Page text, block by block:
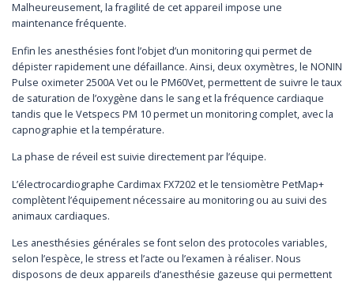
Malheureusement, la fragilité de cet appareil impose une
maintenance fréquente.
Enfin les anesthésies font l’objet d’un monitoring qui permet de
dépister rapidement une défaillance. Ainsi, deux oxymètres, le NONIN
Pulse oximeter 2500A Vet ou le PM60Vet, permettent de suivre le taux
de saturation de l’oxygène dans le sang et la fréquence cardiaque
tandis que le Vetspecs PM 10 permet un monitoring complet, avec la
capnographie et la température.
La phase de réveil est suivie directement par l’équipe.
L’électrocardiographe Cardimax FX7202 et le tensiomètre PetMap+
complètent l’équipement nécessaire au monitoring ou au suivi des
animaux cardiaques.
Les anesthésies générales se font selon des protocoles variables,
selon l’espèce, le stress et l’acte ou l’examen à réaliser. Nous
disposons de deux appareils d’anesthésie gazeuse qui permettent